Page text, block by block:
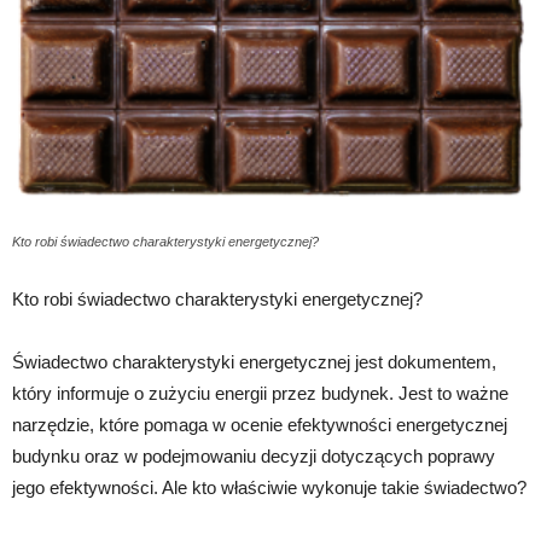
Kto robi świadectwo charakterystyki energetycznej?
Kto robi świadectwo charakterystyki energetycznej?
Świadectwo charakterystyki energetycznej jest dokumentem,
który informuje o zużyciu energii przez budynek. Jest to ważne
narzędzie, które pomaga w ocenie efektywności energetycznej
budynku oraz w podejmowaniu decyzji dotyczących poprawy
jego efektywności. Ale kto właściwie wykonuje takie świadectwo?